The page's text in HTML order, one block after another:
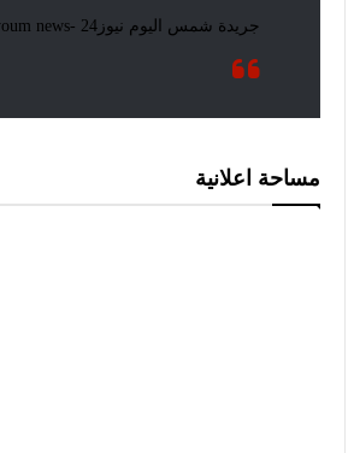
مساحة اعلانية